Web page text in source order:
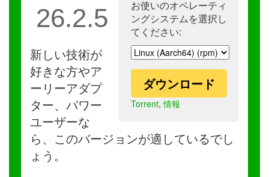
お使いのオペレーティ
ングシステムを選択し
てください:
ダウンロード
Torrent,情報
26.2.5
新しい技術が
好きな方やア
ーリーアダプ
ター、パワー
ユーザーな
ら、このバージョンが適しているでし
ょう。